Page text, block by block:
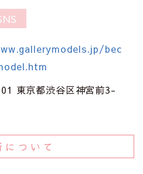
bec
東京都渋谷区神宮前3-
について